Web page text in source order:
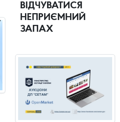
ВІДЧУВАТИСЯ
НЕПРИЄМНИЙ
ЗАПАХ